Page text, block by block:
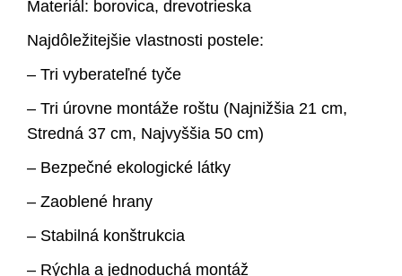
Materiál: borovica, drevotrieska
Najdôležitejšie vlastnosti postele:
– Tri vyberateľné tyče
– Tri úrovne montáže roštu (Najnižšia 21 cm,
Stredná 37 cm, Najvyššia 50 cm)
– Bezpečné ekologické látky
– Zaoblené hrany
– Stabilná konštrukcia
– Rýchla a jednoduchá montáž